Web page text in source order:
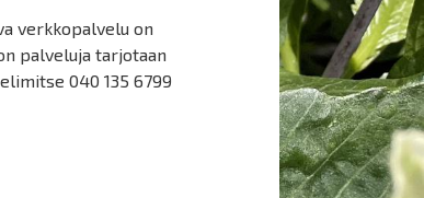
verkkopalvelu on
palveluja tarjotaan
040 135 6799